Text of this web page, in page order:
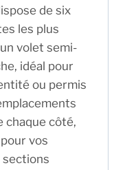
de six
les plus
volet semi-
idéal pour
ou permis
chaque côté,
vos
sections